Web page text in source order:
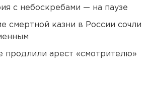
с небоскребами — на паузе
смертной казни в России сочли
продлили арест «смотрителю»